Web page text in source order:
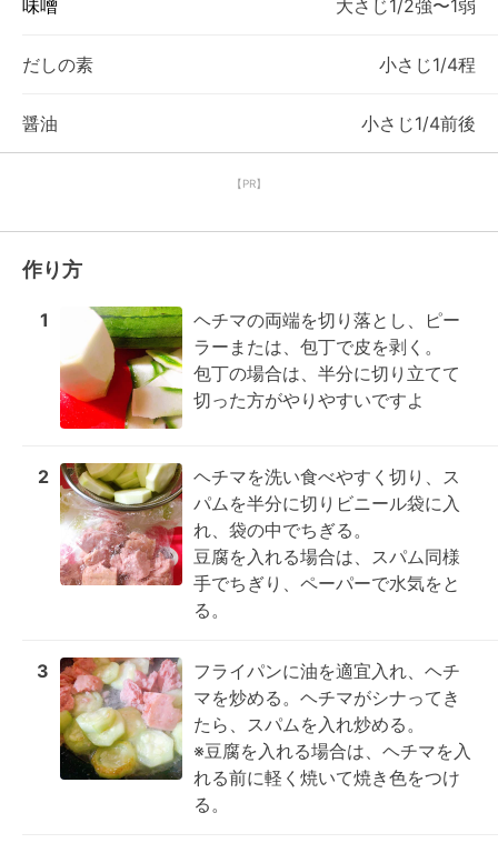
味噌 大さじ1/2強〜1弱
だしの素 小さじ1/4程
醤油 小さじ1/4前後
【PR】
作り方
1
ヘチマの両端を切り落とし、ピー
ラーまたは、包丁で皮を剥く。
包丁の場合は、半分に切り立てて
切った方がやりやすいですよ
2
ヘチマを洗い食べやすく切り、ス
パムを半分に切りビニール袋に入
れ、袋の中でちぎる。
豆腐を入れる場合は、スパム同様
手でちぎり、ペーパーで水気をと
る。
3
フライパンに油を適宜入れ、ヘチ
マを炒める。ヘチマがシナってき
たら、スパムを入れ炒める。
※豆腐を入れる場合は、ヘチマを入
れる前に軽く焼いて焼き色をつけ
る。